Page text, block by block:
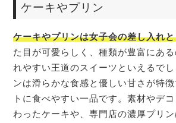
ケーキやプリン
ケーキやプリンは女子会の差し入れ
た目が可愛らしく、種類が豊富にあ
れやすい王道のスイーツといえるで
ンは滑らかな食感と優しい甘さが特
トに食べやすい一品です。素材やデ
わったケーキや、専門店の濃厚プリ